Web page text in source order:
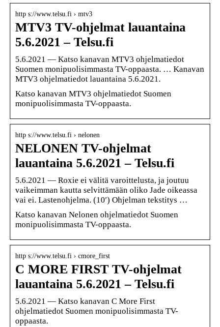
http s://www.telsu.fi › mtv3
MTV3 TV-ohjelmat lauantaina
5.6.2021 – Telsu.fi
5.6.2021 — Katso kanavan MTV3 ohjelmatiedot
Suomen monipuolisimmasta TV-oppaasta. … Kanavan
MTV3 ohjelmatiedot lauantaina 5.6.2021.
Katso kanavan MTV3 ohjelmatiedot Suomen
monipuolisimmasta TV-oppaasta.
http s://www.telsu.fi › nelonen
NELONEN TV-ohjelmat
lauantaina 5.6.2021 – Telsu.fi
5.6.2021 — Roxie ei välitä varoittelusta, ja joutuu
vaikeimman kautta selvittämään oliko Jade oikeassa
vai ei. Lastenohjelma. (10′) Ohjelman tekstitys …
Katso kanavan Nelonen ohjelmatiedot Suomen
monipuolisimmasta TV-oppaasta.
http s://www.telsu.fi › cmore_first
C MORE FIRST TV-ohjelmat
lauantaina 5.6.2021 – Telsu.fi
5.6.2021 — Katso kanavan C More First
ohjelmatiedot Suomen monipuolisimmasta TV-
oppaasta.